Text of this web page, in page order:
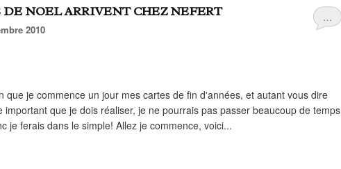
…
DE NOEL ARRIVENT CHEZ NEFERT
2010
que je commence un jour mes cartes de fin d'années, et autant vous dire
important que je dois réaliser, je ne pourrais pas passer beaucoup de temps
je ferais dans le simple! Allez je commence, voici...